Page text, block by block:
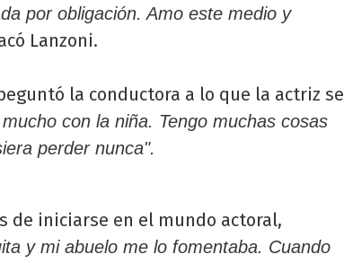
por obligación. Amo este medio y
Lanzoni.
la conductora a lo que la actriz se
con la niña. Tengo muchas cosas
perder nunca".
de iniciarse en el mundo actoral,
y mi abuelo me lo fomentaba. Cuando